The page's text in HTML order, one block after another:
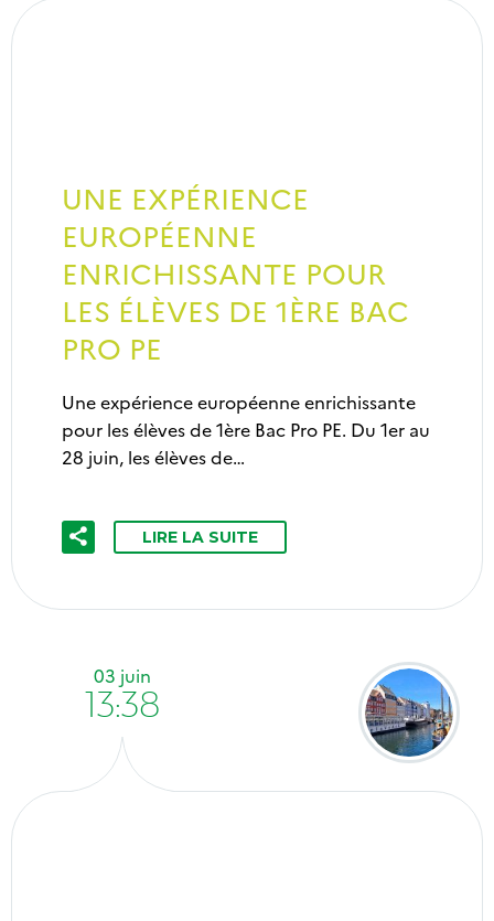
UNE EXPÉRIENCE
EUROPÉENNE
ENRICHISSANTE POUR
LES ÉLÈVES DE 1ÈRE BAC
PRO PE
Une expérience européenne enrichissante
pour les élèves de 1ère Bac Pro PE. Du 1er au
28 juin, les élèves de…
LIRE LA SUITE
03 juin
13:38